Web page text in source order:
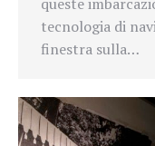
tecnologia di
finestra sulla…